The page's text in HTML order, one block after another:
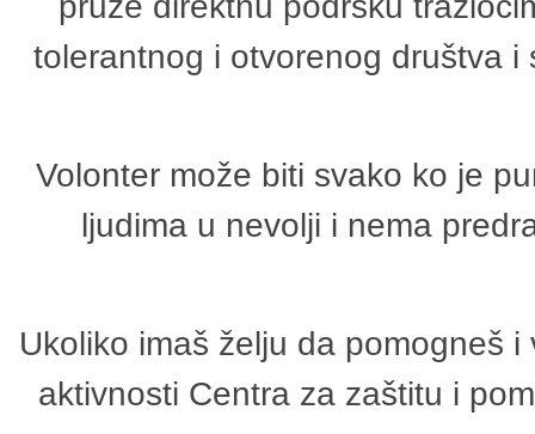
tolerantnog i otvorenog društva
Volonter može biti svako ko je
ljudima u nevolji i nema
Ukoliko imaš želju da pomogneš
aktivnosti Centra za zaštitu i